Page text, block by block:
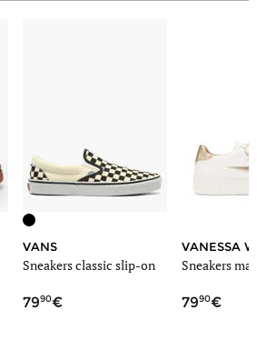
VANS
Sneakers classic slip-on
7990
VANESSA
Sneakers
7990